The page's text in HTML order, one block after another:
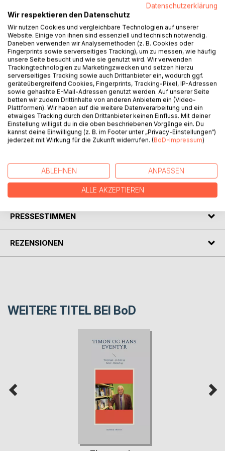
BESCHREIBUNG
La Germania all'inizio del diciannovesimo secolo è una
storia fittizia. Il romanzo è un'opera di immaginazione e un
estratto dalla vera storia di quel tempo. Tutti i nomi sono
fittizi e scelti a caso. Gran parte dell'atmosfera degli eventi
bellici e delle cattive condizioni di vita intorno al 1800 è
andata perduta. Dove non c'erano record credibili, ho usato
PRESSESTIMMEN
REZENSIONEN
WEITERE TITEL BEI BoD
Datenschutzerklärung
Wir respektieren den Datenschutz
Wir nutzen Cookies und vergleichbare Technologien auf unserer
Website. Einige von ihnen sind essenziell und technisch notwendig.
Daneben verwenden wir Analysemethoden (z. B. Cookies oder
Fingerprints sowie serverseitiges Tracking), um zu messen, wie häufig
unsere Seite besucht und wie sie genutzt wird. Wir verwenden
Trackingtechnologien zu Marketingzwecken und setzen hierzu
serverseitiges Tracking sowie auch Drittanbieter ein, wodurch ggf.
geräteübergreifend Cookies, Fingerprints, Tracking-Pixel, IP-Adressen
sowie gehashte E-Mail-Adressen genutzt werden. Auf unserer Seite
betten wir zudem Drittinhalte von anderen Anbietern ein (Video-
Plattformen). Wir haben auf die weitere Datenverarbeitung und ein
etwaiges Tracking durch den Drittanbieter keinen Einfluss. Mit deiner
Einstellung willigst du in die oben beschriebenen Vorgänge ein. Du
kannst deine Einwilligung (z. B. im Footer unter „Privacy-Einstellungen“)
jederzeit mit Wirkung für die Zukunft widerrufen. (BoD-Impressum)
ABLEHNEN ANPASSEN
ALLE AKZEPTIEREN